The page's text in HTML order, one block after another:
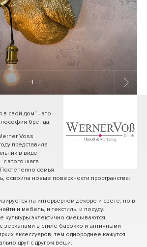
1 / 8
в свой дом” - это
бренда.
Voss
представила
в виде
с этого шага
семья
освоила новые поверхности пространства:
на интерьерном декоре и свете, но в
и мебель, и текстиль, и посуду.
культуры эклектично смешиваются,
зеркалами в стиле барокко и античными
аксессуаров, тем однороднее кажутся
друг с другом вещи.